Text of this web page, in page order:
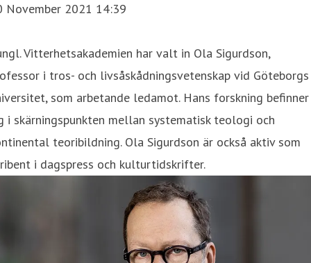
November 2021 14:39
Vitterhetsakademien har valt in Ola Sigurdson,
i tros- och livsåskådningsvetenskap vid Göteborgs
som arbetande ledamot. Hans forskning befinner
i skärningspunkten mellan systematisk teologi och
teoribildning. Ola Sigurdson är också aktiv som
i dagspress och kulturtidskrifter.